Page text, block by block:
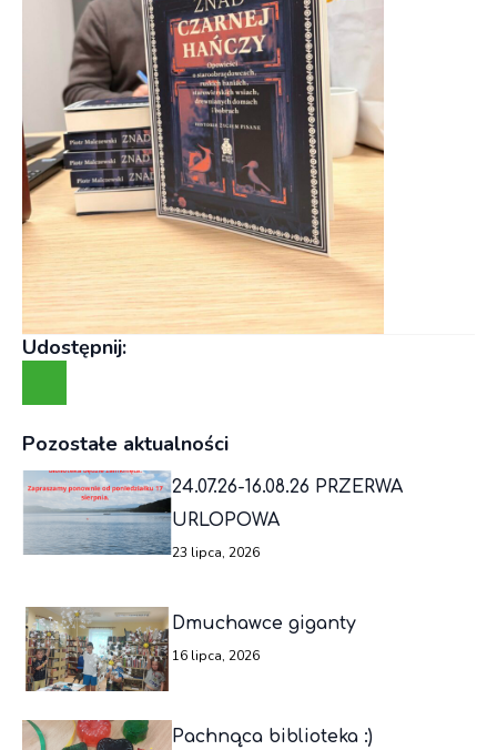
Udostępnij:
Pozostałe aktualności
24.07.26-16.08.26 PRZERWA
URLOPOWA
23 lipca, 2026
Dmuchawce giganty
16 lipca, 2026
Pachnąca biblioteka :)